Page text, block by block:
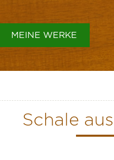
MEINE WERKE
Schale